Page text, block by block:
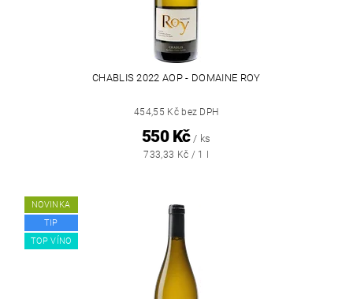
CHABLIS 2022 AOP - DOMAINE ROY
454,55 Kč bez DPH
550 Kč / ks
733,33 Kč / 1 l
NOVINKA
TIP
TOP VÍNO